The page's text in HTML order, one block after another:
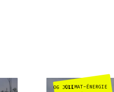
CLIMAT-ÉNERGIE
06 JUIL